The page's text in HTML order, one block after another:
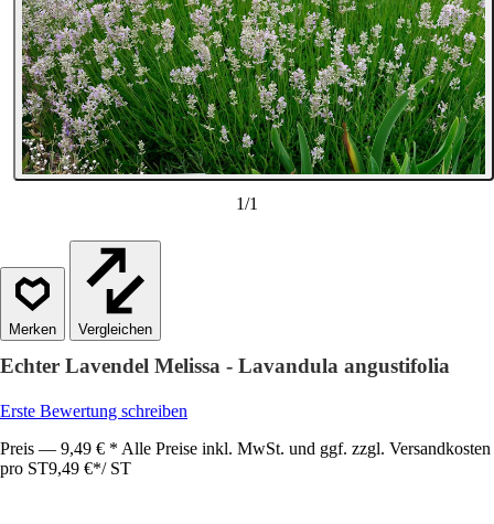
1/1
Vergleichen
Echter Lavendel Melissa - Lavandula angustifolia
Erste Bewertung schreiben
Preis — 9,49 € * Alle Preise inkl. MwSt. und ggf. zzgl. Versandkosten
pro ST9,49 €*/ ST